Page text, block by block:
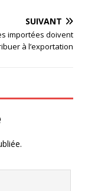
SUIVANT
importées doivent
à l’exportation